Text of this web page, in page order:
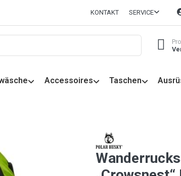
KONTAKT SERVICE
Accessoires Taschen